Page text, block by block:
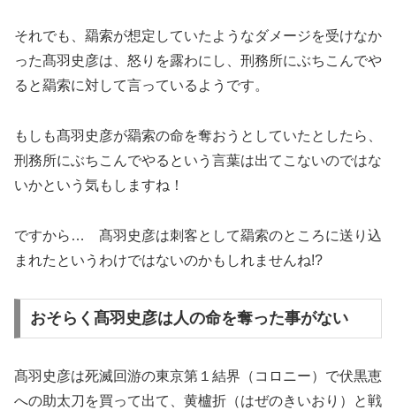
それでも、羂索が想定していたようなダメージを受けなか
った髙羽史彦は、怒りを露わにし、刑務所にぶちこんでや
ると羂索に対して言っているようです。
もしも髙羽史彦が羂索の命を奪おうとしていたとしたら、
刑務所にぶちこんでやるという言葉は出てこないのではな
いかという気もしますね！
ですから… 髙羽史彦は刺客として羂索のところに送り込
まれたというわけではないのかもしれませんね!?
おそらく髙羽史彦は人の命を奪った事がない
髙羽史彦は死滅回游の東京第１結界（コロニー）で伏黒恵
への助太刀を買って出て、黄櫨折（はぜのきいおり）と戦